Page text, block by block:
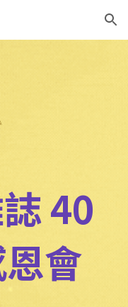
Skip to navigation
40
會